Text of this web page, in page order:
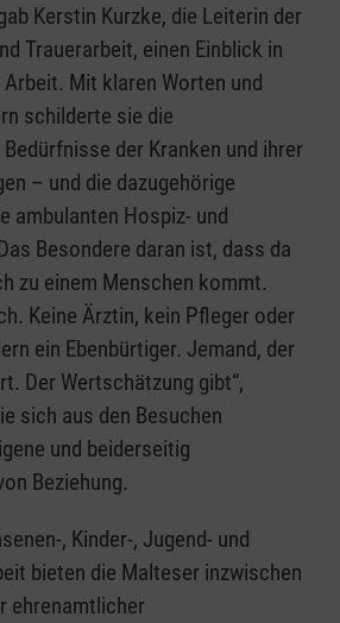
Kerstin Kurzke, die Leiterin der
Trauerarbeit, einen Einblick in
Mit klaren Worten und
schilderte sie die
der Kranken und ihrer
– und die dazugehörige
ambulanten Hospiz- und
Besondere daran ist, dass da
zu einem Menschen kommt.
Keine Ärztin, kein Pfleger oder
ein Ebenbürtiger. Jemand, der
Der Wertschätzung gibt“,
sich aus den Besuchen
und beiderseitig
Beziehung.
, Kinder-, Jugend- und
bieten die Malteser inzwischen
ehrenamtlicher